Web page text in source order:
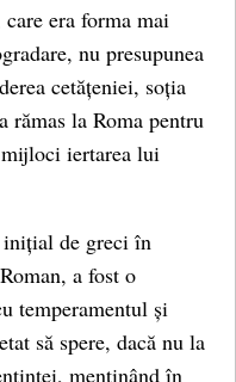
era forma mai
nu presupunea
cetățeniei, soția
rămas la Roma pentru
iertarea lui
de greci în
a fost o
temperamentul și
să spere, dacă nu la
menținând în